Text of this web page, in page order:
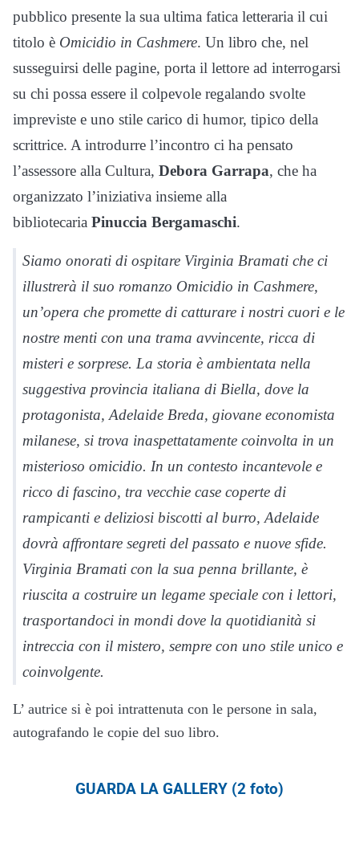
pubblico presente la sua ultima fatica letteraria il cui
titolo è Omicidio in Cashmere. Un libro che, nel
susseguirsi delle pagine, porta il lettore ad interrogarsi
su chi possa essere il colpevole regalando svolte
impreviste e uno stile carico di humor, tipico della
scrittrice. A introdurre l’incontro ci ha pensato
l’assessore alla Cultura, Debora Garrapa, che ha
organizzato l’iniziativa insieme alla
bibliotecaria Pinuccia Bergamaschi.
Siamo onorati di ospitare Virginia Bramati che ci
illustrerà il suo romanzo Omicidio in Cashmere,
un’opera che promette di catturare i nostri cuori e le
nostre menti con una trama avvincente, ricca di
misteri e sorprese. La storia è ambientata nella
suggestiva provincia italiana di Biella, dove la
protagonista, Adelaide Breda, giovane economista
milanese, si trova inaspettatamente coinvolta in un
misterioso omicidio. In un contesto incantevole e
ricco di fascino, tra vecchie case coperte di
rampicanti e deliziosi biscotti al burro, Adelaide
dovrà affrontare segreti del passato e nuove sfide.
Virginia Bramati con la sua penna brillante, è
riuscita a costruire un legame speciale con i lettori,
trasportandoci in mondi dove la quotidianità si
intreccia con il mistero, sempre con uno stile unico e
coinvolgente.
L’ autrice si è poi intrattenuta con le persone in sala,
autografando le copie del suo libro.
GUARDA LA GALLERY (2 foto)